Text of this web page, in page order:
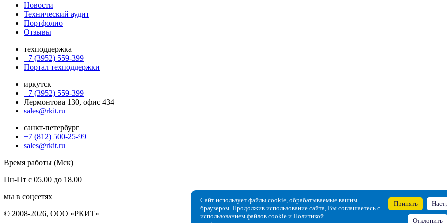
Новости
Технический аудит
Портфолио
Отзывы
техподдержка
+7 (3952) 559-399
Портал техподдержки
иркутск
+7 (3952) 559-399
Лермонтова 130, офис 434
sales@rkit.ru
санкт-петербург
+7 (812) 500-25-99
sales@rkit.ru
Время работы (Мск)
Пн-Пт с 05.00 до 18.00
мы в соцсетях
© 2008-2026, ООО «РКИТ»
Сайт использует файлы cookie, обрабатываемые вашим
браузером. Продолжив использование сайта, Вы соглашаетесь с
использованием файлов cookieиПолитикой
Принять
Отклонить